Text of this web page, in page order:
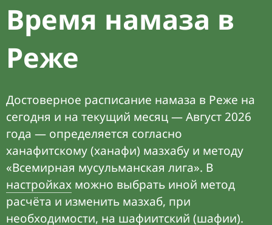
Время намаза в
Реже
Достоверное расписание намаза в Реже на
сегодня и на текущий месяц — Август 2026
года — определяется согласно
ханафитскому (ханафи) мазхабу и методу
«Всемирная мусульманская лига». В
настройках можно выбрать иной метод
расчёта и изменить мазхаб, при
необходимости, на шафиитский (шафии).